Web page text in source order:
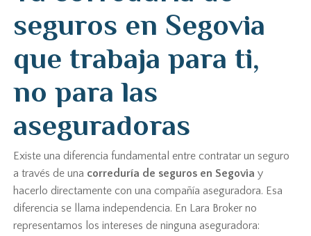
seguros en Segovia
que trabaja para ti,
no para las
aseguradoras
Existe una diferencia fundamental entre contratar un seguro
a través de una correduría de seguros en Segovia y
hacerlo directamente con una compañía aseguradora. Esa
diferencia se llama independencia. En Lara Broker no
representamos los intereses de ninguna aseguradora: